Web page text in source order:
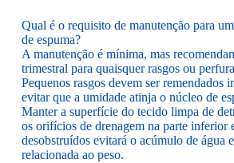
Qual é o requisito de manutenção para
de espuma?
A manutenção é mínima, mas
trimestral para quaisquer rasgos ou
Pequenos rasgos devem ser remendados
evitar que a umidade atinja o núcleo de
Manter a superfície do tecido limpa de
os orifícios de drenagem na parte inferior
desobstruídos evitará o acúmulo de água
relacionada ao peso.